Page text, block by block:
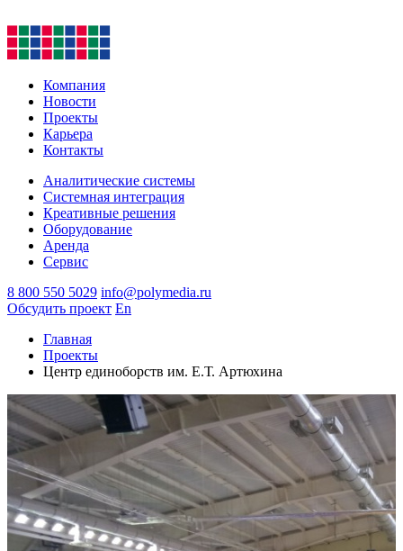
Компания
Новости
Проекты
Карьера
Контакты
Аналитические системы
Системная интеграция
Креативные решения
Оборудование
Аренда
Сервис
8 800 550 5029 info@polymedia.ru
Обсудить проект En
Главная
Проекты
Центр единоборств им. Е.Т. Артюхина